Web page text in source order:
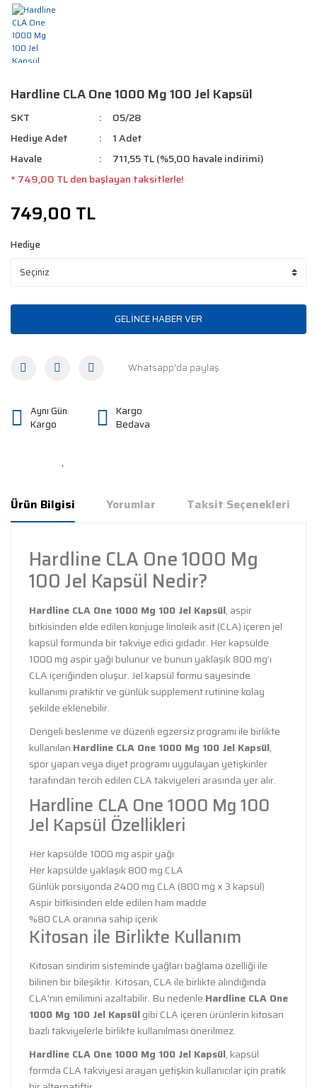
Hardline CLA One 1000 Mg 100 Jel Kapsül
SKT
05/28
Hediye Adet
1 Adet
Havale
711,55 TL (%5,00 havale indirimi)
* 749,00 TL den başlayan taksitlerle!
749,00 TL
Hediye
GELİNCE HABER VER
Whatsapp'da paylaş
Aynı Gün
Kargo
Kargo
Bedava
Ürün Bilgisi Yorumlar Taksit Seçenekleri
Hardline CLA One 1000 Mg
100 Jel Kapsül Nedir?
Hardline CLA One 1000 Mg 100 Jel Kapsül, aspir
bitkisinden elde edilen konjuge linoleik asit (CLA) içeren jel
kapsül formunda bir takviye edici gıdadır. Her kapsülde
1000 mg aspir yağı bulunur ve bunun yaklaşık 800 mg’ı
CLA içeriğinden oluşur. Jel kapsül formu sayesinde
kullanımı pratiktir ve günlük supplement rutinine kolay
şekilde eklenebilir.
Dengeli beslenme ve düzenli egzersiz programı ile birlikte
kullanılan Hardline CLA One 1000 Mg 100 Jel Kapsül,
spor yapan veya diyet programı uygulayan yetişkinler
tarafından tercih edilen CLA takviyeleri arasında yer alır.
Hardline CLA One 1000 Mg 100
Jel Kapsül Özellikleri
Her kapsülde 1000 mg aspir yağı
Her kapsülde yaklaşık 800 mg CLA
Günlük porsiyonda 2400 mg CLA (800 mg x 3 kapsül)
Aspir bitkisinden elde edilen ham madde
%80 CLA oranına sahip içerik
Kitosan ile Birlikte Kullanım
Kitosan sindirim sisteminde yağları bağlama özelliği ile
bilinen bir bileşiktir. Kitosan, CLA ile birlikte alındığında
CLA'nın emilimini azaltabilir. Bu nedenle Hardline CLA One
1000 Mg 100 Jel Kapsülgibi CLA içeren ürünlerin kitosan
bazlı takviyelerle birlikte kullanılması önerilmez.
Hardline CLA One 1000 Mg 100 Jel Kapsül, kapsül
formda CLA takviyesi arayan yetişkin kullanıcılar için pratik